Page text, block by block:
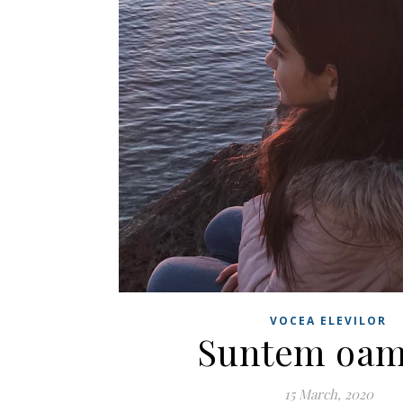
VOCEA ELEVILOR
Suntem
15 March, 2020